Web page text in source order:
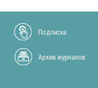
Подписка
Архив журналов